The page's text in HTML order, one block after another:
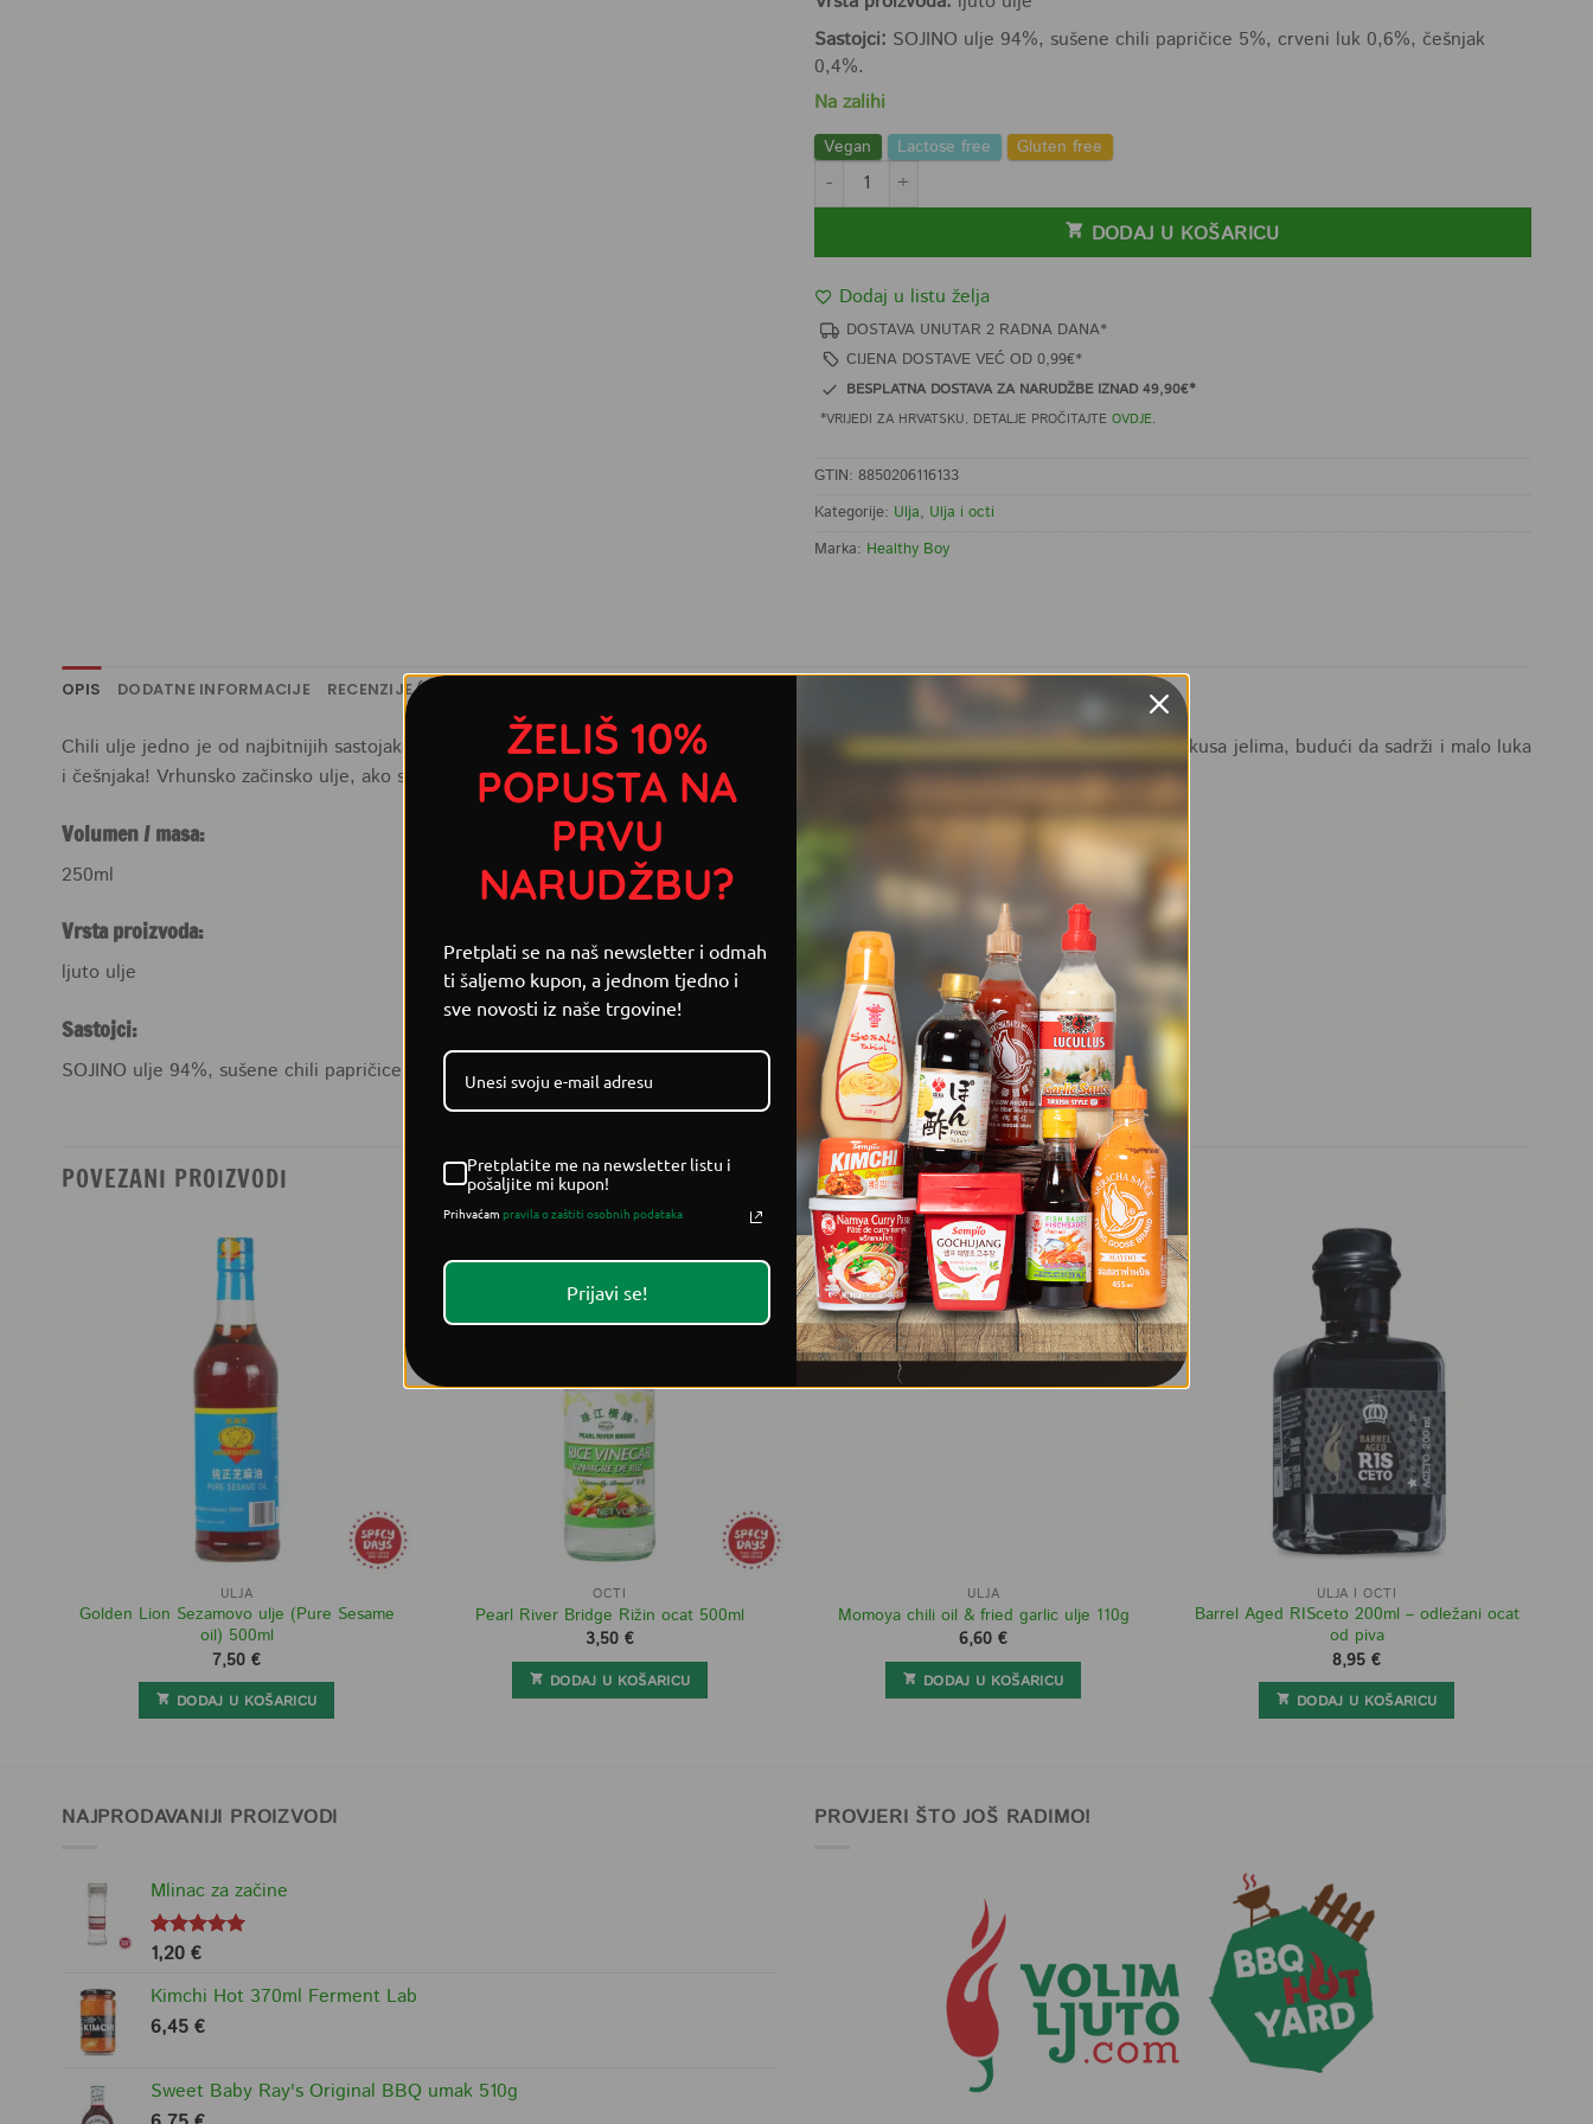
Sastojci: SOJINO ulje 94%, sušene chili papričice 5%, crveni luk 0,6%, češnjak
0,4%.
Na zalihi
Vegan Lactose free
Gluten free
Healthy Boy Chili ljuto ulje 250ml količina
DODAJ U KOŠARICU
Dodaj u listu želja
DOSTAVA UNUTAR 2 RADNA DANA*
CIJENA DOSTAVE VEĆ OD 0,99€*
BESPLATNA DOSTAVA ZA NARUDŽBE IZNAD 49,90€*
*VRIJEDI ZA HRVATSKU, DETALJE PROČITAJTE OVDJE.
GTIN: 8850206116133
Kategorije: Ulja, Ulja i octi
Marka: Healthy Boy
OPIS DODATNE INFORMACIJE RECENZIJE (0)
Chili ulje jedno je od najbitnijih sastojaka u kvalitetnim wokovima i azijskim jelima, a ovo ljuto ulje će dati potpuno novu dimenziju okusa jelima, budući da sadrži i malo luka
i češnjaka! Vrhunsko začinsko ulje, ako smijemo dodati. 🙂
Volumen / masa:
250ml
Vrsta proizvoda:
ljuto ulje
Sastojci:
SOJINO ulje 94%, sušene chili papričice 5%, crveni luk 0,6%, češnjak 0,4%.
POVEZANI PROIZVODI
ULJA
Golden Lion Sezamovo ulje (Pure Sesame
oil) 500ml
7,50 €
DODAJ U KOŠARICU
OCTI
Pearl River Bridge Rižin ocat 500ml
3,50 €
DODAJ U KOŠARICU
ULJA
Momoya chili oil & fried garlic ulje 110g
6,60 €
DODAJ U KOŠARICU
ULJA I OCTI
Barrel Aged RISceto 200ml – odležani ocat
od piva
8,95 €
DODAJ U KOŠARICU
NAJPRODAVANIJI PROIZVODI
Mlinac za začine
Ocjenjeno
1,20 €
Kimchi Hot 370ml Ferment Lab
6,45 €
Sweet Baby Ray's Original BBQ umak 510g
PROVJERI ŠTO JOŠ RADIMO!
ŽELIŠ 10%
POPUSTA NA
PRVU
NARUDŽBU?
Pretplati se na naš newsletter i odmah
ti šaljemo kupon, a jednom tjedno i
sve novosti iz naše trgovine!
Pretplatite me na newsletter listu i
pošaljite mi kupon!
Prihvaćam pravila o zaštiti osobnih podataka
Prijavi se!